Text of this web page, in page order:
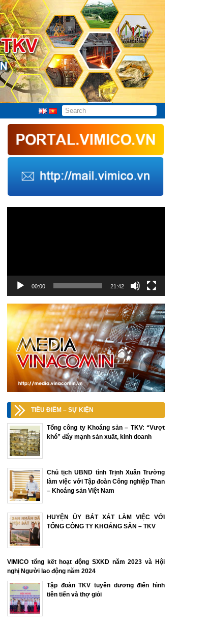
00:00 21:42
TIÊU ĐIỂM – SỰ KIỆN
Tổng công ty Khoáng sản – TKV: “Vượt
khó” đẩy mạnh sản xuất, kinh doanh
Chủ tịch UBND tỉnh Trịnh Xuân Trường
làm việc với Tập đoàn Công nghiệp Than
– Khoáng sản Việt Nam
HUYỆN ỦY BÁT XÁT LÀM VIỆC VỚI
TỔNG CÔNG TY KHOÁNG SẢN – TKV
VIMICO tổng kết hoạt động SXKD năm 2023 và Hội
nghị Người lao động năm 2024
Tập đoàn TKV tuyên dương điển hình
tiên tiến và thợ giỏi